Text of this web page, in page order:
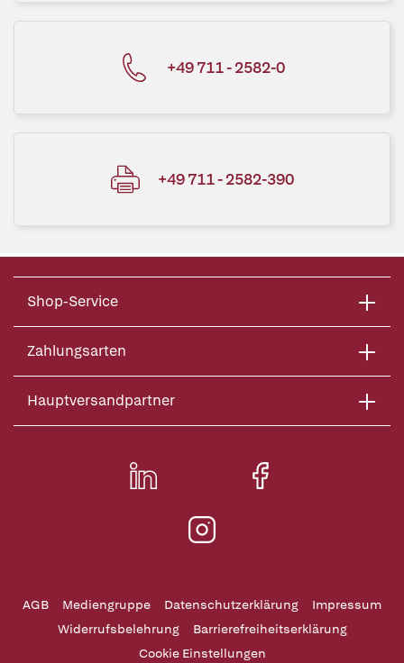
+49 711 - 2582-0
+49 711 - 2582-390
Shop-Service
Zahlungsarten
Hauptversandpartner
AGB Mediengruppe Datenschutzerklärung
Impressum
Widerrufsbelehrung
Barrierefreiheitserklärung
Cookie Einstellungen